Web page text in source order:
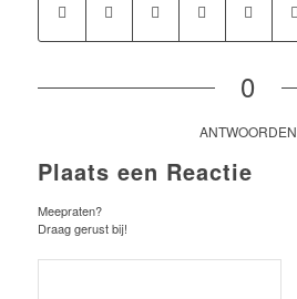
0
ANTWOORDEN
Plaats een Reactie
Meepraten?
Draag gerust bij!